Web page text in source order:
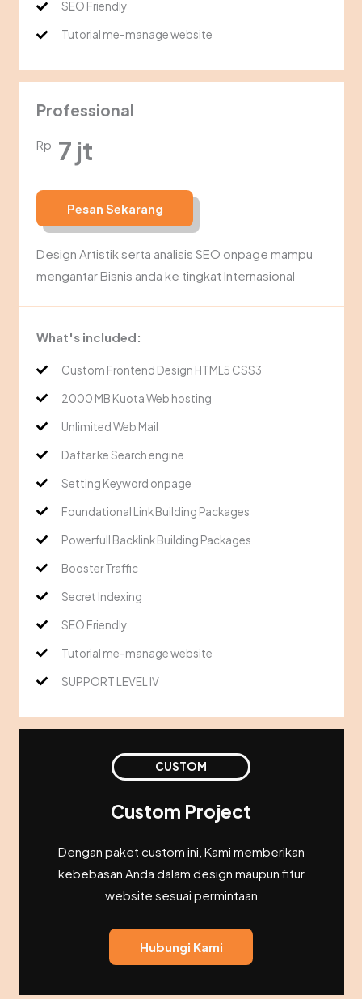
SEO Friendly
Tutorial me-manage website
Professional
Rp 7 jt
Pesan Sekarang
Design Artistik serta analisis SEO onpage mampu
mengantar Bisnis anda ke tingkat Internasional
What's included:
Custom Frontend Design HTML5 CSS3
2000 MB Kuota Web hosting
Unlimited Web Mail
Daftar ke Search engine
Setting Keyword onpage
Foundational Link Building Packages
Powerfull Backlink Building Packages
Booster Traffic
Secret Indexing
SEO Friendly
Tutorial me-manage website
SUPPORT LEVEL IV
CUSTOM
Custom Project
Dengan paket custom ini, Kami memberikan
kebebasan Anda dalam design maupun fitur
website sesuai permintaan
Hubungi Kami